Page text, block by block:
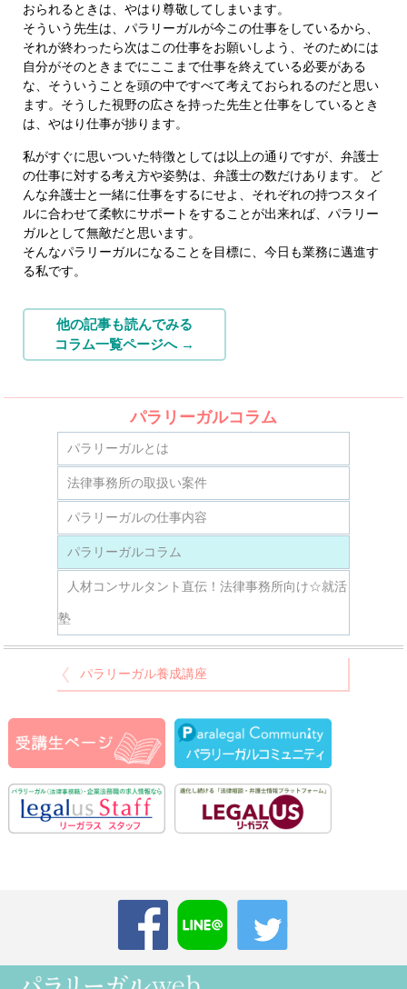
おられるときは、やはり尊敬してしまいます。
そういう先生は、パラリーガルが今この仕事をしているから、
それが終わったら次はこの仕事をお願いしよう、そのためには
自分がそのときまでにここまで仕事を終えている必要がある
な、そういうことを頭の中ですべて考えておられるのだと思い
ます。そうした視野の広さを持った先生と仕事をしているとき
は、やはり仕事が捗ります。
私がすぐに思いついた特徴としては以上の通りですが、弁護士
の仕事に対する考え方や姿勢は、弁護士の数だけあります。 ど
んな弁護士と一緒に仕事をするにせよ、それぞれの持つスタイ
ルに合わせて柔軟にサポートをすることが出来れば、パラリー
ガルとして無敵だと思います。
そんなパラリーガルになることを目標に、今日も業務に邁進す
る私です。
他の記事も読んでみる
コラム一覧ページへ →
パラリーガルコラム
パラリーガルとは
法律事務所の取扱い案件
パラリーガルの仕事内容
パラリーガルコラム
人材コンサルタント直伝！法律事務所向け☆就活
塾
パラリーガル養成講座